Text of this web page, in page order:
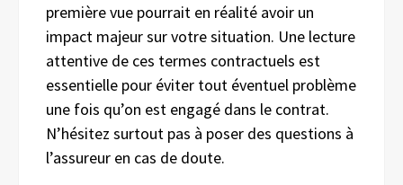
première vue pourrait en réalité avoir un
impact majeur sur votre situation. Une lecture
attentive de ces termes contractuels est
essentielle pour éviter tout éventuel problème
une fois qu’on est engagé dans le contrat.
N’hésitez surtout pas à poser des questions à
l’assureur en cas de doute.